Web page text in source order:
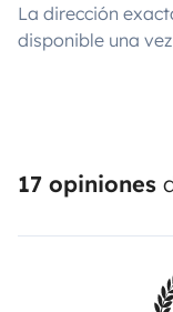
La dirección
disponible una
17 opiniones